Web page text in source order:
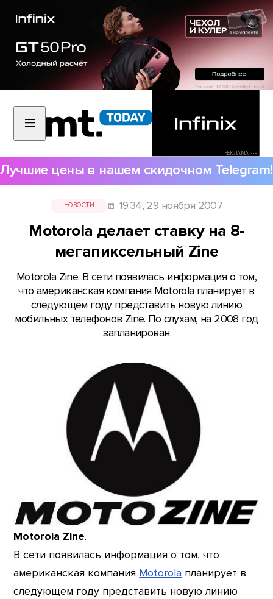
РЕКЛАМА •••
Лучшие цены в нашем скидочном Telegram!
НОВОСТИ 19:34, 29 ноября 2007
Motorola делает ставку на 8-
мегапиксельный Zine
Motorola Zine. В сети появилась информация о том,
что американская компания Motorola планирует в
следующем году представить новую линию
мобильных телефонов Zine. По слухам, на 2008 год
запланирован
Motorola Zine.
В сети появилась информация о том, что
американская компания Motorola планирует в
следующем году представить новую линию